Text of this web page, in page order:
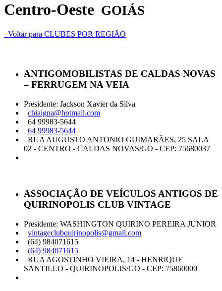
Centro-Oeste GOIÁS
Voltar para CLUBES POR REGIÃO
ANTIGOMOBILISTAS DE CALDAS NOVAS
– FERRUGEM NA VEIA
Presidente: Jackson Xavier da Silva
chiaigna@hotmail.com
64 99983-5644
64 99983-5644
RUA AUGUSTO ANTONIO GUIMARÃES, 25 SALA
02 - CENTRO - CALDAS NOVAS/GO - CEP: 75680037
ASSOCIAÇÃO DE VEÍCULOS ANTIGOS DE
QUIRINOPOLIS CLUB VINTAGE
Presidente: WASHINGTON QUIRINO PEREIRA JUNIOR
vintageclubquirinopolis@gmail.com
(64) 984071615
(64) 984071615
RUA AGOSTINHO VIEIRA, 14 - HENRIQUE
SANTILLO - QUIRINOPOLIS/GO - CEP: 75860000